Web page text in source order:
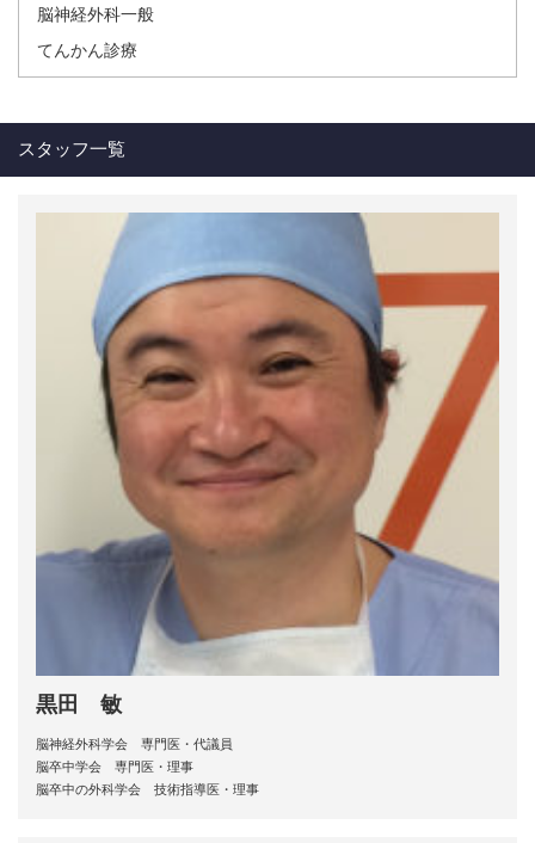
脳神経外科一般
てんかん診療
スタッフ一覧
黒田 敏
脳神経外科学会 専門医・代議員
脳卒中学会 専門医・理事
脳卒中の外科学会 技術指導医・理事